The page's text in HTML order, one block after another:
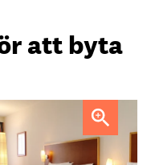
att byta
Blu Metropol i
som barn.